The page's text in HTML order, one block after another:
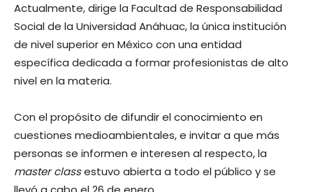
Actualmente, dirige la Facultad de Responsabilidad
Social de la Universidad Anáhuac, la única institución
de nivel superior en México con una entidad
específica dedicada a formar profesionistas de alto
nivel en la materia.
Con el propósito de difundir el conocimiento en
cuestiones medioambientales, e invitar a que más
personas se informen e interesen al respecto, la
master classestuvo abierta a todo el público y se